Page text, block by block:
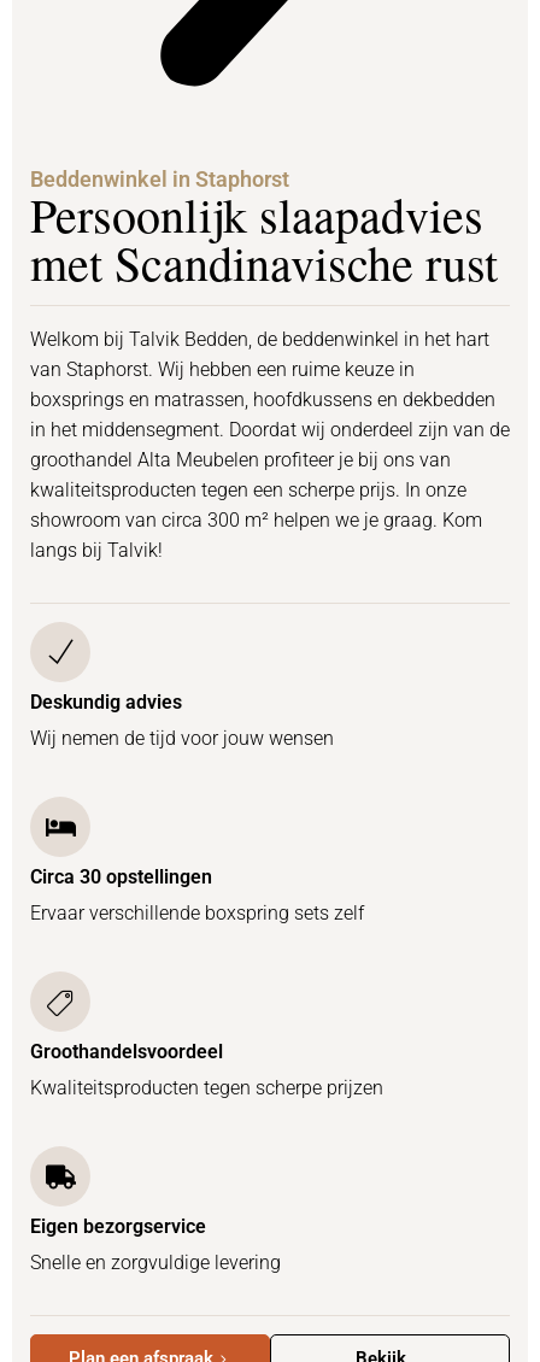
Beddenwinkel in Staphorst
Persoonlijk slaapadvies
met Scandinavische rust
Welkom bij Talvik Bedden, de beddenwinkel in het hart
van Staphorst. Wij hebben een ruime keuze in
boxsprings en matrassen, hoofdkussens en dekbedden
in het middensegment. Doordat wij onderdeel zijn van de
groothandel Alta Meubelen profiteer je bij ons van
kwaliteitsproducten tegen een scherpe prijs. In onze
showroom van circa 300 m² helpen we je graag. Kom
langs bij Talvik!
Deskundig advies
Wij nemen de tijd voor jouw wensen
Circa 30 opstellingen
Ervaar verschillende boxspring sets zelf
Groothandelsvoordeel
Kwaliteitsproducten tegen scherpe prijzen
Eigen bezorgservice
Snelle en zorgvuldige levering